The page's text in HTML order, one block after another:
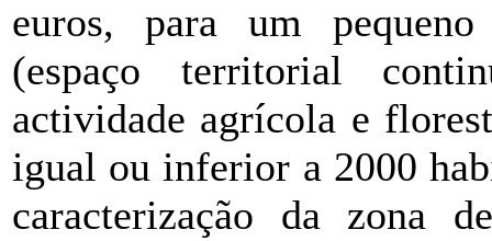
euros, para um
(espaço territorial
actividade agrícola e
igual ou inferior a 2000
caracterização da zona